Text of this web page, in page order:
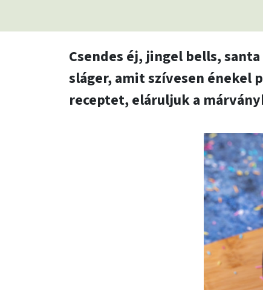
Csendes éj, jingel bells,
sláger, amit szívesen énekel
receptet, eláruljuk a